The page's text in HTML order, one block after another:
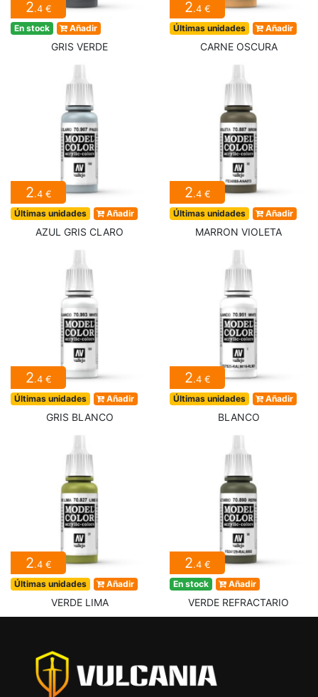
2.4 €
En stock Añadir
GRIS VERDE
2.4 €
Últimas unidades Añadir
CARNE OSCURA
2.4 €
Últimas unidades Añadir
AZUL GRIS CLARO
2.4 €
Últimas unidades Añadir
MARRON VIOLETA
2.4 €
Últimas unidades Añadir
GRIS BLANCO
2.4 €
Últimas unidades Añadir
BLANCO
2.4 €
Últimas unidades Añadir
VERDE LIMA
2.4 €
En stock Añadir
VERDE REFRACTARIO